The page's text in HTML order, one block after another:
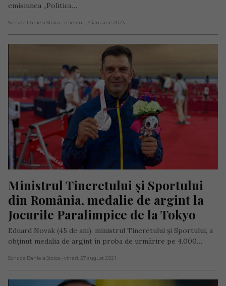
emisiunea „Politica…
Scris de Daniela Stoica - miercuri, 4 ianuarie 2023
Ministrul Tineretului și Sportului
din România, medalie de argint la
Jocurile Paralimpice de la Tokyo
Eduard Novak (45 de ani), ministrul Tineretului și Sportului, a
obținut medalia de argint în proba de urmărire pe 4.000…
Scris de Daniela Stoica - vineri, 27 august 2021